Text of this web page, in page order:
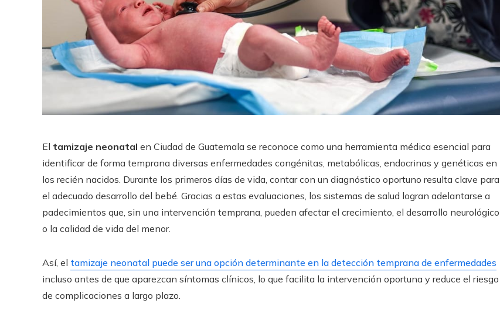
El tamizaje neonatal en Ciudad de Guatemala se reconoce como una herramienta médica esencial para
identificar de forma temprana diversas enfermedades congénitas, metabólicas, endocrinas y genéticas en
los recién nacidos. Durante los primeros días de vida, contar con un diagnóstico oportuno resulta clave para
el adecuado desarrollo del bebé. Gracias a estas evaluaciones, los sistemas de salud logran adelantarse a
padecimientos que, sin una intervención temprana, pueden afectar el crecimiento, el desarrollo neurológico
o la calidad de vida del menor.
Así, el tamizaje neonatal puede ser una opción determinante en la detección temprana de enfermedades
incluso antes de que aparezcan síntomas clínicos, lo que facilita la intervención oportuna y reduce el riesgo
de complicaciones a largo plazo.